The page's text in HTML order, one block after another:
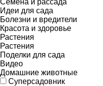
Семена и рассада
Идеи для сада
Болезни и вредители
Красота и здоровье
Растения
Растения
Поделки для сада
Видео
Домашние животные
Суперсадовник